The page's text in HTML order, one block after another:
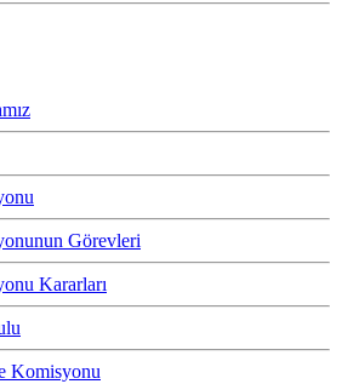
Görevleri
Kararları
Komisyonu